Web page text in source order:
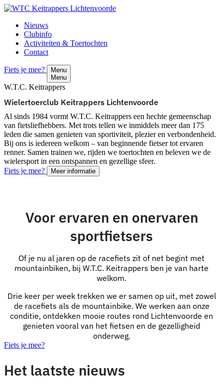
Nieuws
Clubinfo
Activiteiten & Toertochten
Contact
Fiets je mee?
Menu
Menu
W.T.C. Keitrappers
Wielertoerclub Keitrappers Lichtenvoorde
Al sinds 1984 vormt W.T.C. Keitrappers een hechte gemeenschap
van fietsliefhebbers. Met trots tellen we inmiddels meer dan 175
leden die samen genieten van sportiviteit, plezier en verbondenheid.
Bij ons is iedereen welkom – van beginnende fietser tot ervaren
renner. Samen trainen we, rijden we toertochten en beleven we de
wielersport in een ontspannen en gezellige sfeer.
Fiets je mee?
Meer informatie
Voor ervaren en onervaren
sportfietsers
Of je nu al jaren op de racefiets zit of net begint met
mountainbiken, bij W.T.C. Keitrappers ben je van harte
welkom.
Drie keer per week trekken we er samen op uit, met zowel
de racefiets als de mountainbike. We werken aan onze
conditie, ontdekken mooie routes rond Lichtenvoorde en
genieten vooral van het fietsen en de gezelligheid
onderweg.
Fiets je mee?
Het laatste nieuws